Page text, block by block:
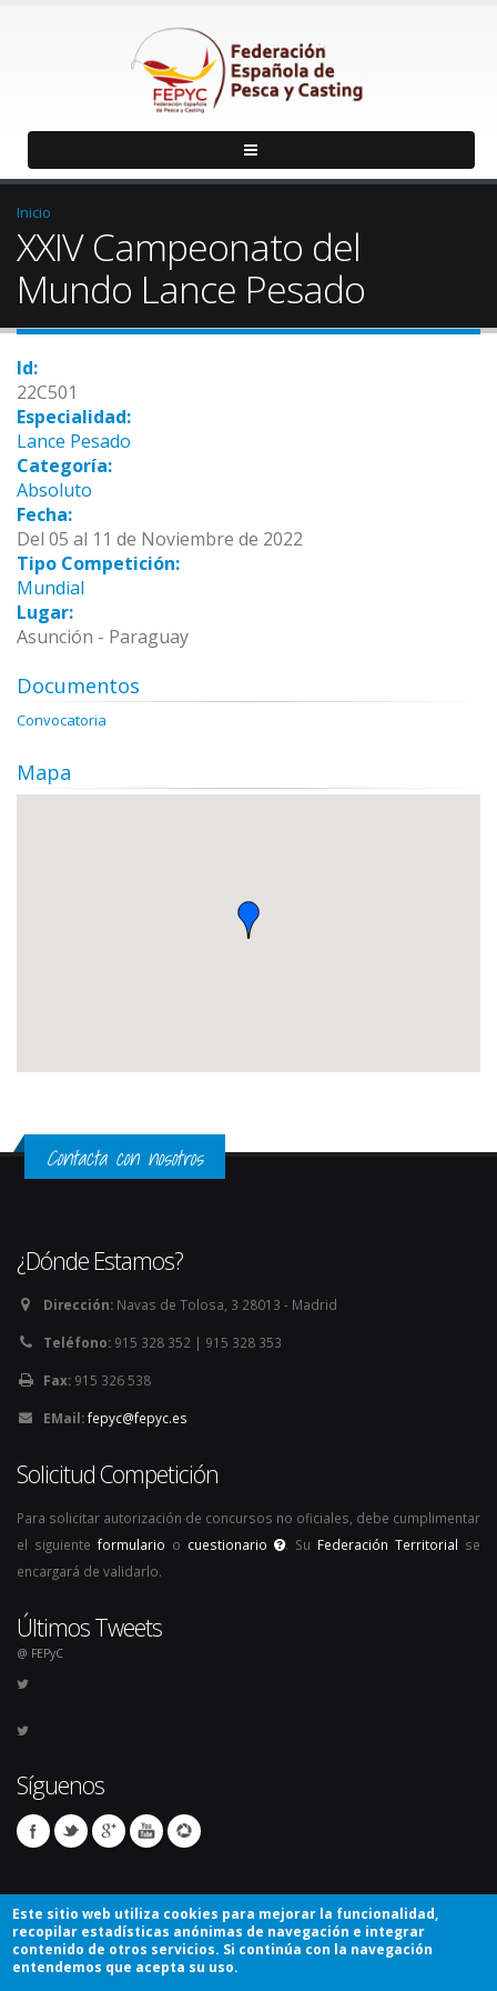
Inicio
XXIV Campeonato del
Mundo Lance Pesado
Id:
22C501
Especialidad:
Lance Pesado
Categoría:
Absoluto
Fecha:
Del 05 al 11 de Noviembre de 2022
Tipo Competición:
Mundial
Lugar:
Asunción - Paraguay
Documentos
Convocatoria
Mapa
Contacta con nosotros
¿Dónde Estamos?
Dirección: Navas de Tolosa, 3 28013 - Madrid
Teléfono: 915 328 352 | 915 328 353
Fax: 915 326 538
EMail:fepyc@fepyc.es
Solicitud Competición
Para solicitar autorización de concursos no oficiales, debe cumplimentar
el siguiente formulario o cuestionario . Su Federación Territorial se
encargará de validarlo.
Últimos Tweets
@ FEPyC
Síguenos
© Copyright 2026. Todos los derechos reservados.
Este sitio web utiliza cookies para mejorar la funcionalidad,
recopilar estadísticas anónimas de navegación e integrar
contenido de otros servicios. Si continúa con la navegación
entendemos que acepta su uso.